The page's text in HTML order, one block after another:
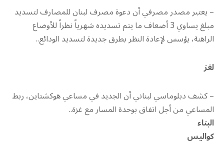
– يعتبر مصدر مصرفي أن دعوة مصرف لبنان للمصارف لتسديد
مبلغ يساوي 3 أضعاف ما يتم تسديده شهرياً نظراً للأوضاع
الراهنة، يؤسس لإعادة النظر بطرق جديدة لتسديد الودائع..
لغز
– كشف دبلوماسي لبناني أن الجديد في مساعي هوكشتاين، ربط
المساعي من أجل اتفاق بوحدة المسار مع غزة..
البناء
كواليس